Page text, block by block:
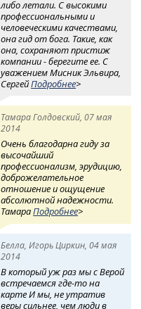
либо летали. С высокими
профессиональными и
человеческими качествами,
она гид от бога. Такие, как
она, сохраняют пристиж
компании - берегите ее. С
уважением Мисник Эльвира,
СергейПодробнее>
Тамара Голдовский, 07 мая
2014
Очень благодарна гиду за
высочайший
профессионализм, эрудицию,
доброжелательное
отношение и ощущение
абсолютной надежности.
ТамараПодробнее>
Белла, Игорь Циркин, 04 мая
2014
В который уж раз мы с Верой
встречаемся где-то на
карте И мы, не утратив
веры сильнее, чем люди в